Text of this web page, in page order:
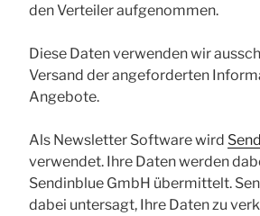
den Verteiler aufgenommen.
Diese Daten verwenden wir
Versand der angeforderten
Angebote.
Als Newsletter Software wird
verwendet. Ihre Daten werden
Sendinblue GmbH übermittelt.
dabei untersagt, Ihre Daten zu